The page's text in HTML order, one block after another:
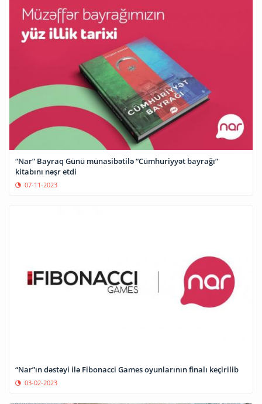
“Nar” Bayraq Günü münasibətilə “Cümhuriyyət bayrağı”
kitabını nəşr etdi
07-11-2023
“Nar”ın dəstəyi ilə Fibonacci Games oyunlarının finalı keçirilib
03-02-2023